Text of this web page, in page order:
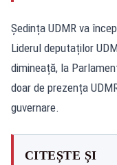
Ședința UDMR va
Liderul deputaților
dimineață, la
doar de prezența
guvernare.
CITEȘTE ȘI